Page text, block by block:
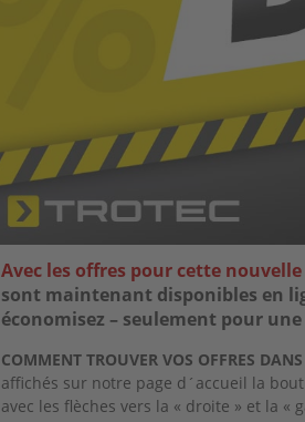
Avec les offres pour cette
sont maintenant disponibles en
économisez – seulement pour
COMMENT TROUVER VOS OFFRES
affichés sur notre page d´accueil la
avec les flèches vers la « droite » et la «